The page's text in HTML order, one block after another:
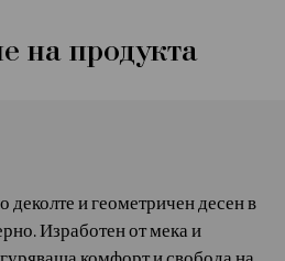
на продукта
деколте и геометричен десен в
Изработен от мека и